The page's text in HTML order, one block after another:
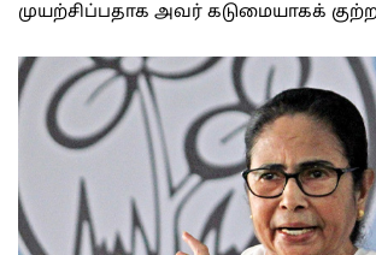
முயற்சிப்பதாக அவர் கடுமையாகக்